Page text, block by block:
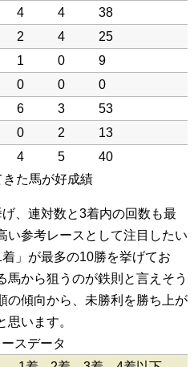
4 4
38
2 4
25
1 0
9
0 0
0
6 3
53
0 2
13
4 5
40
た馬が好成績
、連対数と3着内の回数も最
い参考レースとして注目したい
」が最多の10勝を挙げてお
馬から狙うのが鉄則と言えそう
の傾向から、未勝利を勝ち上が
思います。
スデータ